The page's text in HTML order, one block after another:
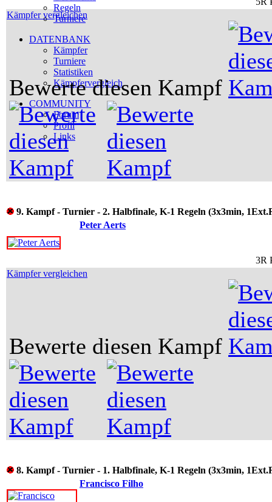
Regeln
Turniere
DATENBANK
Kämpfer
Turniere
Statistiken
Kämpfervergleich
COMMUNITY
Forum
Profil
Links
Kämpfer vergleichen
Bewerte diesen Kampf
9. Kampf - Turnier - 2. Halbfinale, K-1 Regeln (3x3min,
Peter Aerts
3R
Kämpfer vergleichen
Bewerte diesen Kampf
8. Kampf - Turnier - 1. Halbfinale, K-1 Regeln (3x3min,
Francisco Filho